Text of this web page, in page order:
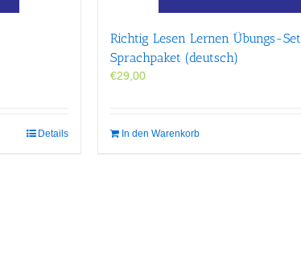
Details
Richtig Lesen Lernen Übungs-Set
Sprachpaket (deutsch)
€29,00
In den Warenkorb